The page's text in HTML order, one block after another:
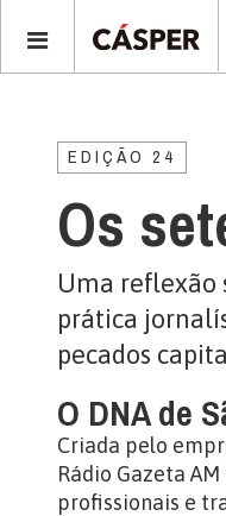
EDIÇÃO 24
Os
Uma reflexão
prática
pecados
O DNA de
Criada pelo
Rádio Gazeta
profissionais e